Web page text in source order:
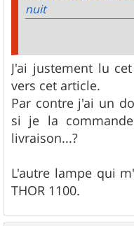
nuit
J'ai justement lu
vers cet article.
Par contre j'ai un
si je la
livraison...?
L'autre lampe qui
THOR 1100.